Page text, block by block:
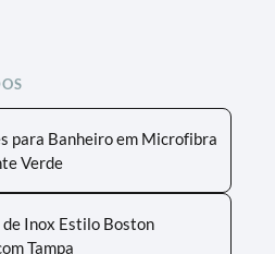
para Banheiro em Microfibra
Verde
Inox Estilo Boston
Tampa